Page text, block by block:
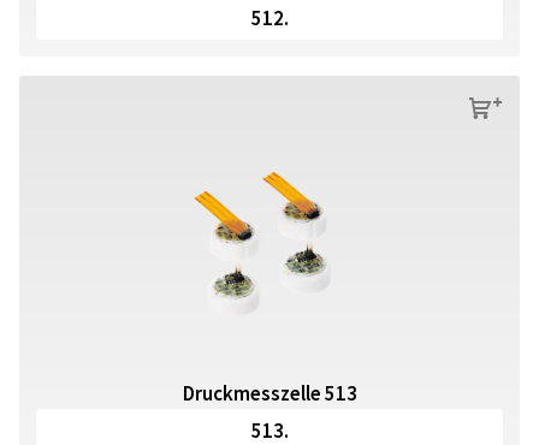
512.
s
Druckmesszelle 513
513.